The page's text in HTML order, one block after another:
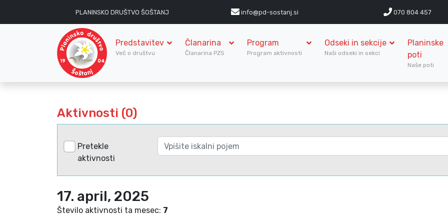
PLANINSKO DRUŠTVO ŠOŠTANJ info@pd-sostanj.si 070 804 457
Predstavitev
Več o društvu
Članarina
Članarina PZS
Program
Program aktivnosti
Odseki in sekcije
Naši odseki in sekci
Planinske
poti
Naše poti
Aktivnosti (0)
Pretekle
aktivnosti
17. april, 2025
Število aktivnosti ta mesec: 7